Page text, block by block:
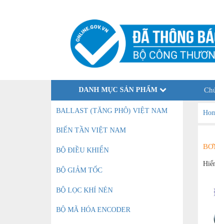
DANH MỤC SẢN PHẨM
BALLAST (TĂNG PHÔ) VIỆT NAM
BIẾN TẦN VIỆT NAM
BỘ ĐIỀU KHIỂN
BỘ GIẢM TỐC
BỘ LỌC KHÍ NÉN
BỘ MÃ HÓA ENCODER